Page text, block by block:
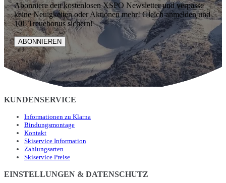
Abonniere den kostenlosen XSPO Newsletter und verpasse
keine Neuigkeiten oder Aktionen mehr! Gleich anmelden und
10€ Treuebonus sichern!
ABONNIEREN
KUNDENSERVICE
Informationen zu Klarna
Bindungsmontage
Kontakt
Skiservice Information
Zahlungsarten
Skiservice Preise
EINSTELLUNGEN & DATENSCHUTZ